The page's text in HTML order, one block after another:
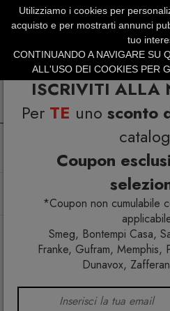
ISCRIVITI ALLA
Per TE uno sconto
Coupon
*Coupon non cumulabile
Smeg, Bontempi Casa,
Franke, Gufram, Memphis,
Dunavox,
SERVIZIO CLIENTI
SUMMER SALES |
Home Tavola
Intreccio Tovaglietta
Utilizziamo i cookies per
acquisto e per mostrarti annunci
tuo
CONTINUANDO A NAVIGARE SU
ALL'USO DEI COOKIES PER